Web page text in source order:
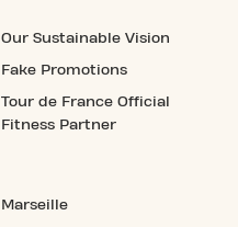
Our Sustainable Vision
Fake Promotions
Tour de France Official
Fitness Partner
Marseille